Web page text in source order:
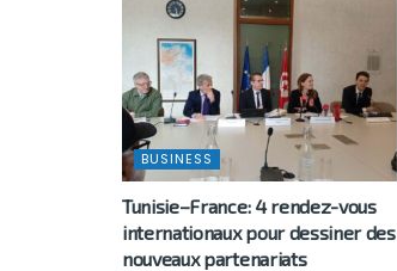
BUSINESS
Tunisie–France: 4 rendez-vous
internationaux pour dessiner des
nouveaux partenariats